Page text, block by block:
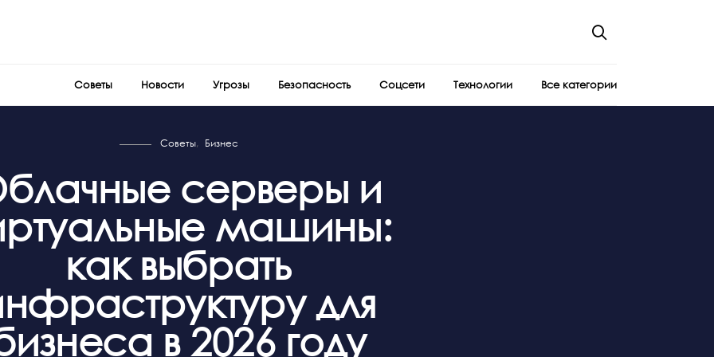
Советы Новости Угрозы Безопасность Соцсети Технологии Все категории
Советы Бизнес
серверы и
машины:
как выбрать
для
в 2026 году